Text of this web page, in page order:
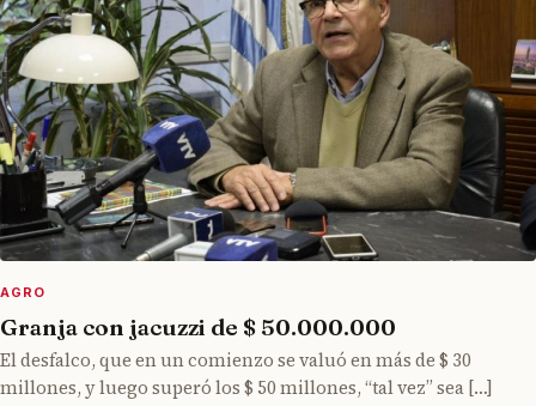
AGRO
Granja con jacuzzi de $ 50.000.000
El desfalco, que en un comienzo se valuó en más de $ 30
millones, y luego superó los $ 50 millones, “tal vez” sea […]